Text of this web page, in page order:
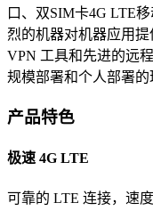
口、双SIM卡4G LTE
烈的机器对机器应用
VPN 工具和先进的远
规模部署和个人部署的
产品特色
极速 4G LTE
可靠的 LTE 连接，速